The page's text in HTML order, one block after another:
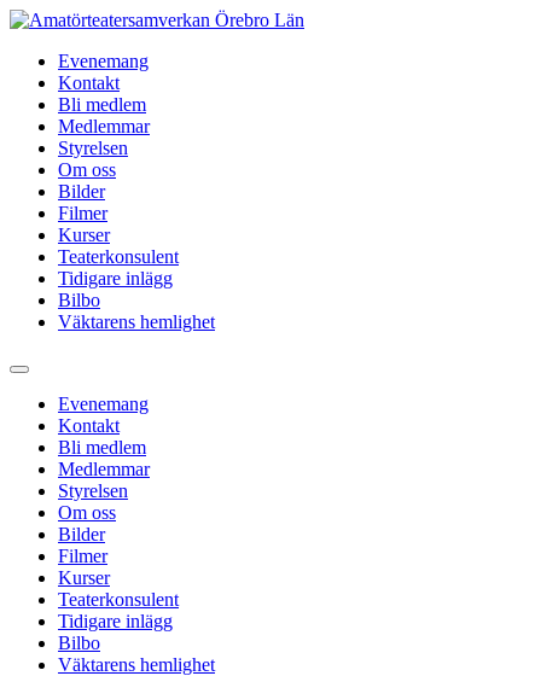
Hoppa
innehållEvenemang
Kontakt
Bli medlem
Medlemmar
Styrelsen
Om oss
Bilder
Filmer
Kurser
Teaterkonsulent
Tidigare inlägg
Bilbo
Väktarens hemlighet
Evenemang
Kontakt
Bli medlem
Medlemmar
Styrelsen
Om oss
Bilder
Filmer
Kurser
Teaterkonsulent
Tidigare inlägg
Bilbo
Väktarens hemlighet